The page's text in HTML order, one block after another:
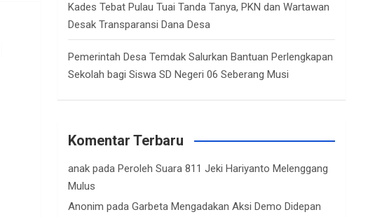
Kades Tebat Pulau Tuai Tanda Tanya, PKN dan Wartawan
Desak Transparansi Dana Desa
Pemerintah Desa Temdak Salurkan Bantuan Perlengkapan
Sekolah bagi Siswa SD Negeri 06 Seberang Musi
Komentar Terbaru
anak pada Peroleh Suara 811 Jeki Hariyanto Melenggang
Mulus
Anonim padaGarbeta Mengadakan Aksi Demo Didepan